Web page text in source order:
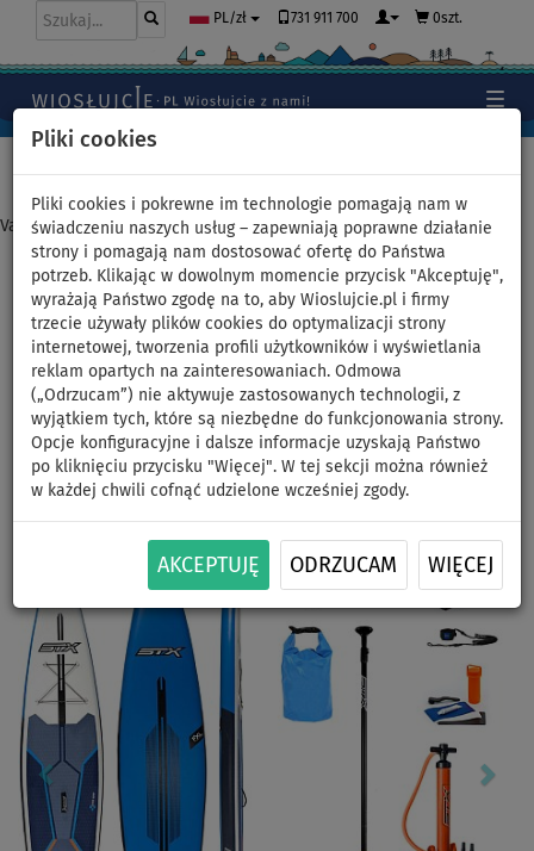
Pliki cookies
Pliki cookies i pokrewne im technologie pomagają nam w
świadczeniu naszych usług – zapewniają poprawne działanie
strony i pomagają nam dostosować ofertę do Państwa
potrzeb. Klikając w dowolnym momencie przycisk "Akceptuję",
wyrażają Państwo zgodę na to, aby Wioslujcie.pl i firmy
trzecie używały plików cookies do optymalizacji strony
internetowej, tworzenia profili użytkowników i wyświetlania
reklam opartych na zainteresowaniach. Odmowa
(„Odrzucam”) nie aktywuje zastosowanych technologii, z
wyjątkiem tych, które są niezbędne do funkcjonowania strony.
Opcje konfiguracyjne i dalsze informacje uzyskają Państwo
po kliknięciu przycisku "Więcej". W tej sekcji można również
w każdej chwili cofnąć udzielone wcześniej zgody.
AKCEPTUJĘ ODRZUCAM WIĘCEJ
PL/zł 731 911 700 0szt.
Varianta nebyla nalezena
Deska SUP STX RACE 14'0 x 27"
2022 z wiosłem laminatowym
- pompowany paddleboard
WIOSŁO W
ZESTAWIE
DO
140 kg
DARMOWA
DOSTAWA